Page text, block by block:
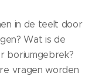
in de teelt door
Wat is de
boriumgebrek?
vragen worden